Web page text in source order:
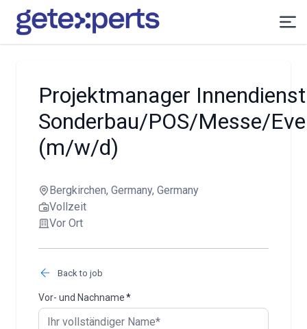
Projektmanager Innendienst
Sonderbau/POS/Messe/
(m/w/d)
Bergkirchen, Germany, Germany
Vollzeit
Vor Ort
Back to job